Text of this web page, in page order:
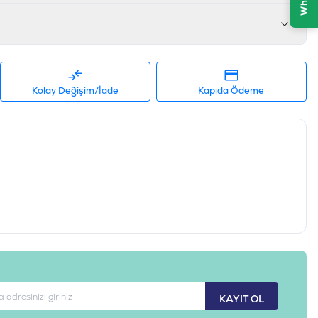
ve hayvanların ulaşamayacakları yerlerde muhafaza
herhangi bir bileşene alerjisi varsa kullanmayın. Hamile
Depolama: Direkt güneş ışığı almayan serin, nemsiz
sonra 2 ay içinde tüketilmesi tavsiye edilir.
Kolay Değişim/İade Kapıda Ödeme
KAYIT OL